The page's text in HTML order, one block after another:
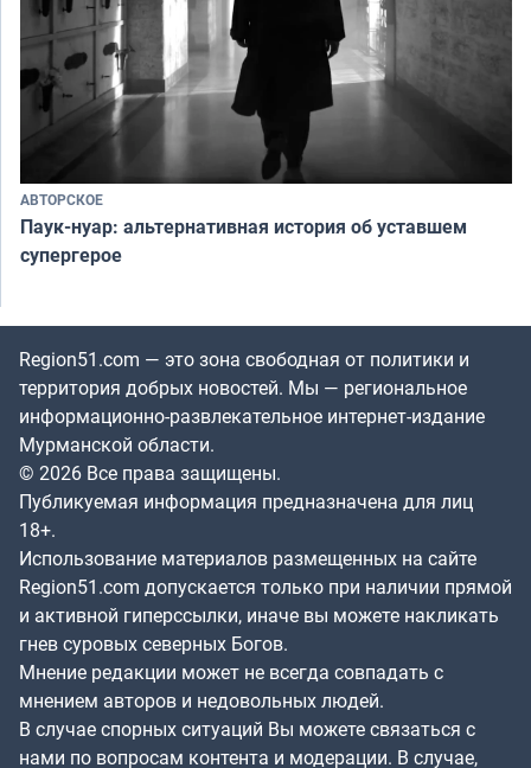
АВТОРСКОЕ
Паук-нуар: альтернативная история об уставшем
супергерое
Region51.com — это зона свободная от политики и
территория добрых новостей. Мы — региональное
информационно-развлекательное интернет-издание
Мурманской области.
© 2026 Все права защищены.
Публикуемая информация предназначена для лиц
18+.
Использование материалов размещенных на сайте
Region51.com допускается только при наличии прямой
и активной гиперссылки, иначе вы можете накликать
гнев суровых северных Богов.
Мнение редакции может не всегда совпадать с
мнением авторов и недовольных людей.
В случае спорных ситуаций Вы можете связаться с
нами по вопросам контента и модерации. В случае,